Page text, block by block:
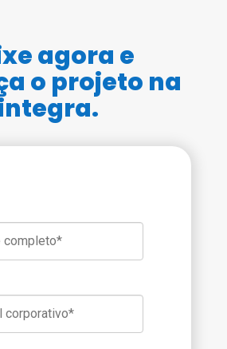
agora e
o projeto na